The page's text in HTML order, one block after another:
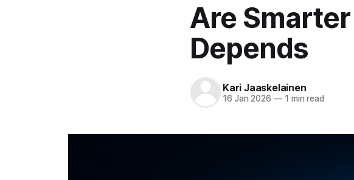
Are
Depends
Kari Jaaskelainen
16 Jan 2026 —1 min read